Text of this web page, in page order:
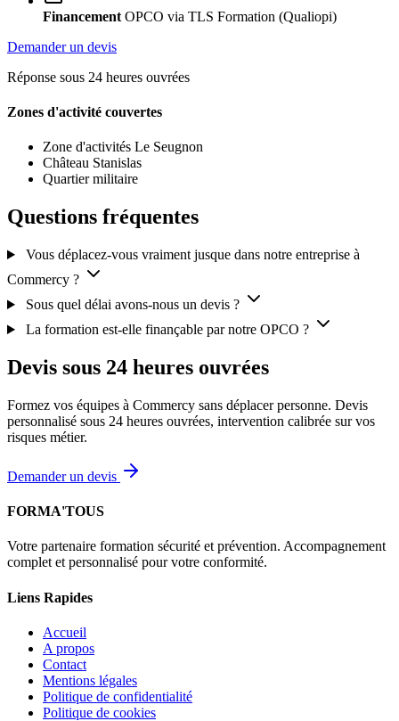
Financement OPCO via TLS Formation (Qualiopi)
Demander un devis
Réponse sous 24 heures ouvrées
Zones d'activité couvertes
Zone d'activités Le Seugnon
Château Stanislas
Quartier militaire
Questions fréquentes
Vous déplacez-vous vraiment jusque dans notre entreprise à
Commercy ?
Sous quel délai avons-nous un devis ?
La formation est-elle finançable par notre OPCO ?
Devis sous 24 heures ouvrées
Formez vos équipes à Commercy sans déplacer personne. Devis
personnalisé sous 24 heures ouvrées, intervention calibrée sur vos
risques métier.
Demander un devis
FORMA'TOUS
Votre partenaire formation sécurité et prévention. Accompagnement
complet et personnalisé pour votre conformité.
Liens Rapides
Accueil
A propos
Contact
Mentions légales
Politique de confidentialité
Politique de cookies